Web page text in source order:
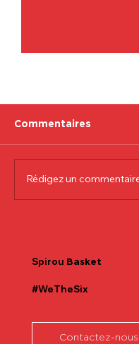
Commentaires
Rédigez un
Spirou Basket
#WeTheSix
Contactez-nous